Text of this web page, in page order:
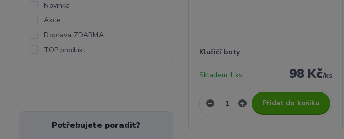
Klučičí boty
98 Kč/ks
Skladem 1 ks
Přidat do košíku
Novinka
Akce
Doprava ZDARMA
TOP produkt
Potřebujete poradit?